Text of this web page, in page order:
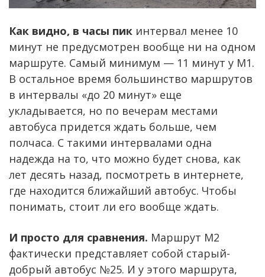
Как видно, в часы пик интервал менее 10
минут не предусмотрен вообще ни на одном
маршруте. Самый минимум — 11 минут у М1.
В остальное время большинство маршрутов
в интервалы «до 20 минут» еще
укладывается, но по вечерам местами
автобуса придется ждать больше, чем
полчаса. С такими интервалами одна
надежда на то, что можно будет снова, как
лет десять назад, посмотреть в интернете,
где находится ближайший автобус. Чтобы
понимать, стоит ли его вообще ждать.
И просто для сравнения. Маршрут М2
фактически представляет собой старый-
добрый автобус №25. И у этого маршрута,